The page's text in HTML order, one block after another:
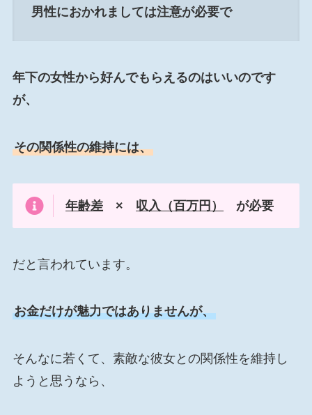
男性におかれましては注意が必要で
年下の女性から好んでもらえるのはいいのです
が、
その関係性の維持には、
年齢差 × 収入（百万円） が必要
だと言われています。
お金だけが魅力ではありませんが、
そんなに若くて、素敵な彼女との関係性を維持し
ようと思うなら、